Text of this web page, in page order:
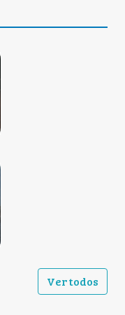
Ver todos